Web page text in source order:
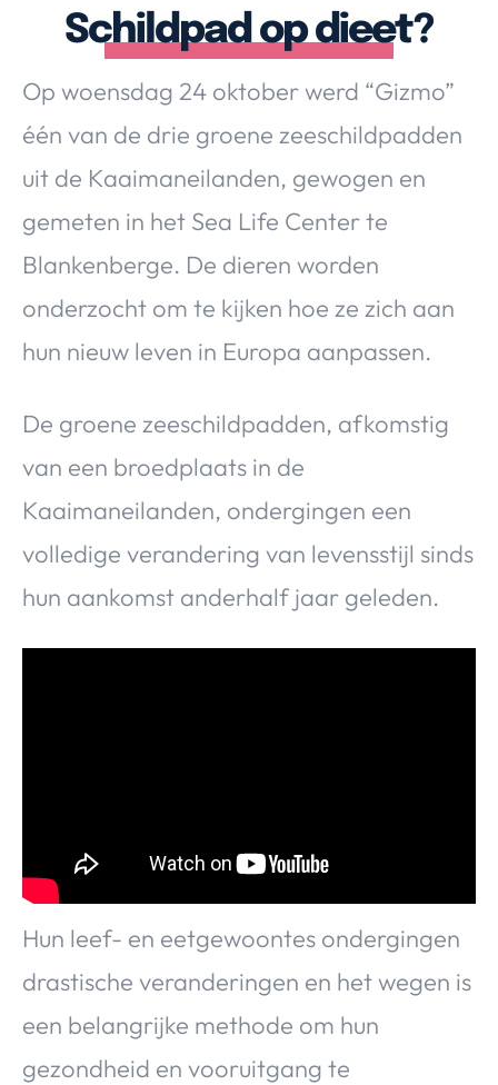
Over Valerie
De Top 5
Contact
VALERIE'S CHOICE
Food & Drinks Health & Beauty Gadgets
Huis & Tuin
Travel
Lifestyle
Schildpad op dieet?
Op woensdag 24 oktober werd “Gizmo”
één van de drie groene zeeschildpadden
uit de Kaaimaneilanden, gewogen en
gemeten in het Sea Life Center te
Blankenberge. De dieren worden
onderzocht om te kijken hoe ze zich aan
hun nieuw leven in Europa aanpassen.
De groene zeeschildpadden, afkomstig
van een broedplaats in de
Kaaimaneilanden, ondergingen een
volledige verandering van levensstijl sinds
hun aankomst anderhalf jaar geleden.
Hun leef- en eetgewoontes ondergingen
drastische veranderingen en het wegen is
een belangrijke methode om hun
gezondheid en vooruitgang te